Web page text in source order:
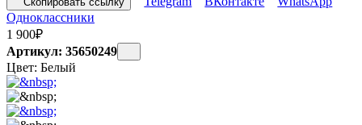
Одноклассники
1 900₽
Артикул: 35650249
Цвет: Белый